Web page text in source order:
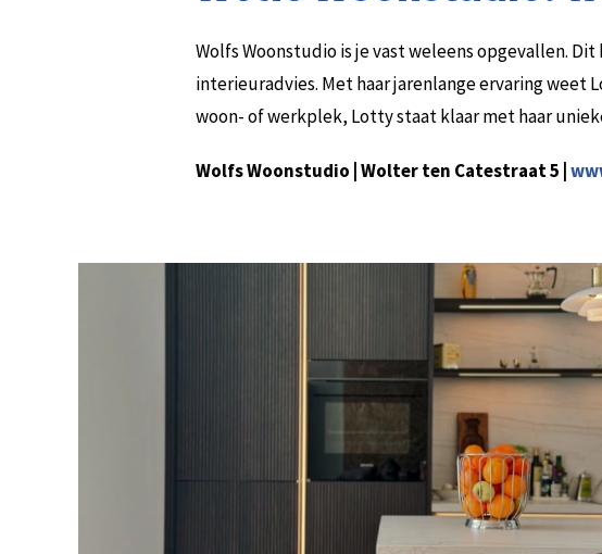
Wolfs Woonstudio is je vast weleens opgevallen.
interieuradvies. Met haar jarenlange ervaring weet
woon- of werkplek, Lotty staat klaar met haar
Wolfs Woonstudio | Wolter ten Catestraat 5 |